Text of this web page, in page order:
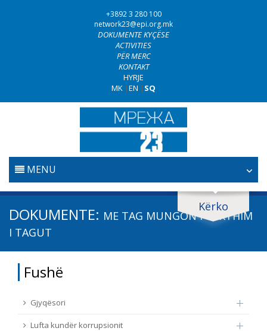
+3892 3 280 100
network23@epi.org.mk
DOKUMENTE KYÇËSE
ACTIVITIES
PËR MERC
KONTAKT
HYRJE
MK |EN | SQ
MENU
FILLESTARE
LUFTA KUNDËR KORRUPSIONIT
TË DREJTA THEMELORE
Kërko
Kërko dokumente
Kërko
Fushë / lëmi
Burim
DOKUMENTE: ME TAG MUNGON PËRKTHIM
I TAGUT
Fushë
Gjyqësori
Lufta kundër korrupsionit